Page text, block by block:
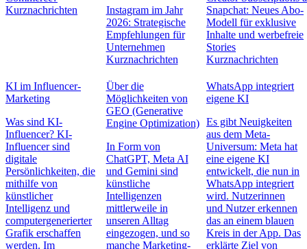
Kurznachrichten
Instagram im Jahr
2026: Strategische
Empfehlungen für
Unternehmen
Kurznachrichten
Snapchat: Neues Abo-
Modell für exklusive
Inhalte und werbefreie
Stories
Kurznachrichten
KI im Influencer-
Marketing
Was sind KI-
Influencer? KI-
Influencer sind
digitale
Persönlichkeiten, die
mithilfe von
künstlicher
Intelligenz und
computergenerierter
Grafik erschaffen
werden. Im
Über die
Möglichkeiten von
GEO (Generative
Engine Optimization)
In Form von
ChatGPT, Meta AI
und Gemini sind
künstliche
Intelligenzen
mittlerweile in
unseren Alltag
eingezogen, und so
manche Marketing-
WhatsApp integriert
eigene KI
Es gibt Neuigkeiten
aus dem Meta-
Universum: Meta hat
eine eigene KI
entwickelt, die nun in
WhatsApp integriert
wird. Nutzerinnen
und Nutzer erkennen
das an einem blauen
Kreis in der App. Das
erklärte Ziel von